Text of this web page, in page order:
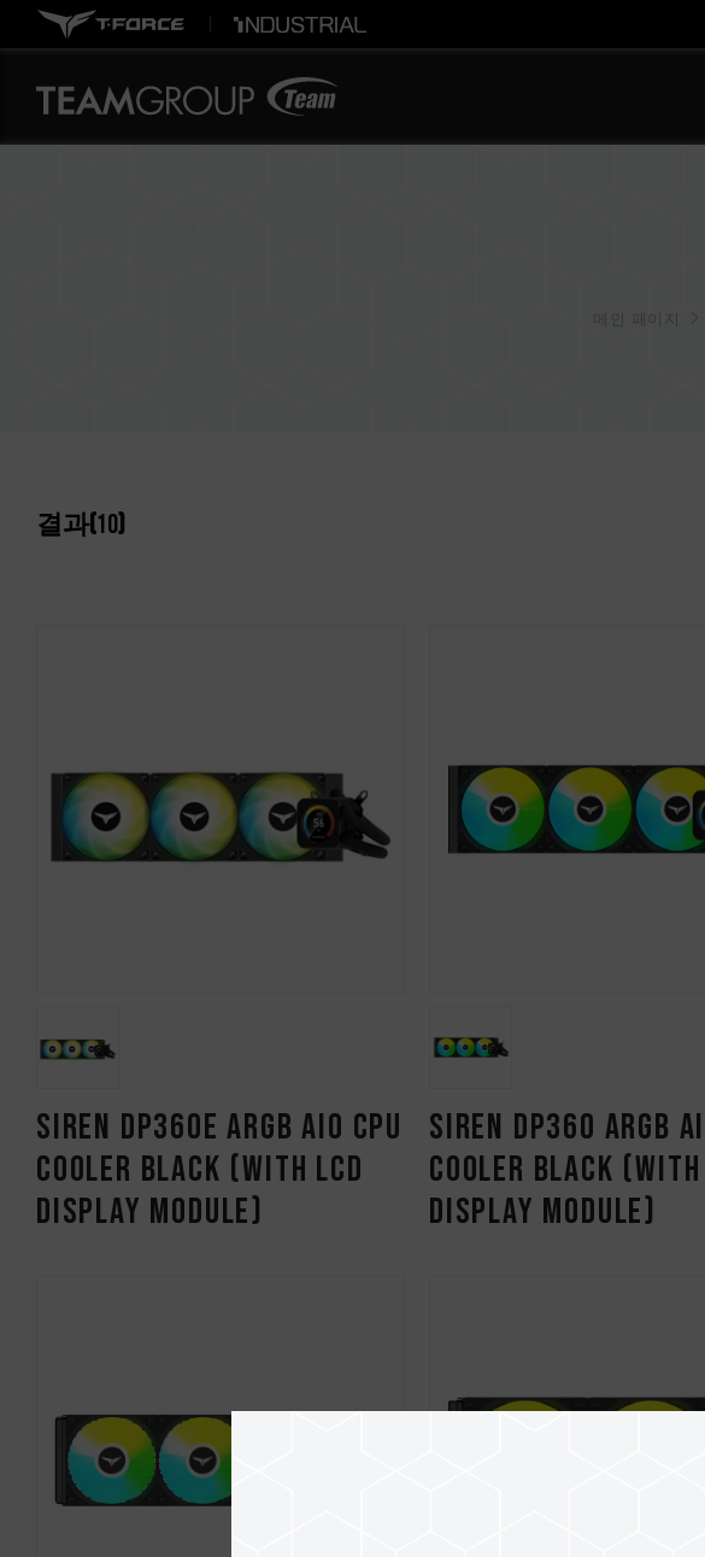
메인 페이지
결과(10)
SIREN DP360E ARGB AIO CPU
Cooler Black (With LCD
Display Module)
SIREN DP360 ARGB
Cooler Black (With
Display Module)